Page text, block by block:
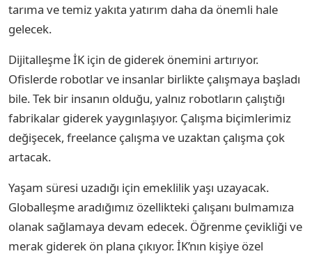
tarıma ve temiz yakıta yatırım daha da önemli hale
gelecek.
Dijitalleşme İK için de giderek önemini artırıyor.
Ofislerde robotlar ve insanlar birlikte çalışmaya başladı
bile. Tek bir insanın olduğu, yalnız robotların çalıştığı
fabrikalar giderek yaygınlaşıyor. Çalışma biçimlerimiz
değişecek, freelance çalışma ve uzaktan çalışma çok
artacak.
Yaşam süresi uzadığı için emeklilik yaşı uzayacak.
Globalleşme aradığımız özellikteki çalışanı bulmamıza
olanak sağlamaya devam edecek. Öğrenme çevikliği ve
merak giderek ön plana çıkıyor. İK’nın kişiye özel